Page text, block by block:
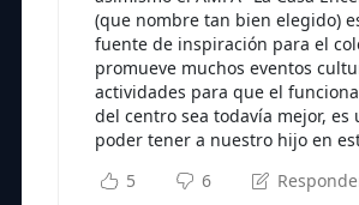
(que nombre tan bien elegido)
fuente de inspiración para el
promueve muchos eventos
actividades para que el
del centro sea todavía mejor, es
poder tener a nuestro hijo en
5
6